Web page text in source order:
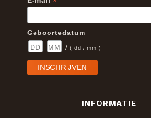
Geboortedatum
/ ( dd / mm )
INFORMATIE